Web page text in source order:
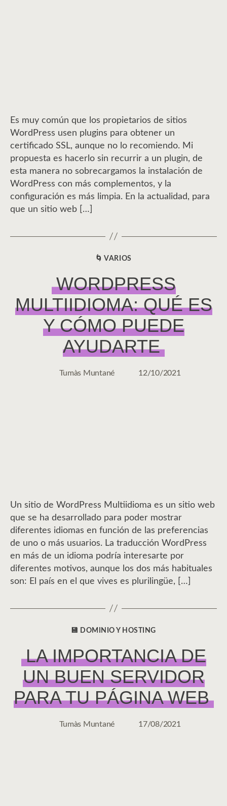
Es muy común que los propietarios de sitios
WordPress usen plugins para obtener un
certificado SSL, aunque no lo recomiendo. Mi
propuesta es hacerlo sin recurrir a un plugin, de
esta manera no sobrecargamos la instalación de
WordPress con más complementos, y la
configuración es más limpia. En la actualidad, para
que un sitio web […]
CATEGORÍAS
🌀 VARIOS
WORDPRESS
MULTIIDIOMA: QUÉ ES
Y CÓMO PUEDE
AYUDARTE
Autor
Tumàs Muntané
Fecha
12/10/2021
Un sitio de WordPress Multiidioma es un sitio web
que se ha desarrollado para poder mostrar
diferentes idiomas en función de las preferencias
de uno o más usuarios. La traducción WordPress
en más de un idioma podría interesarte por
diferentes motivos, aunque los dos más habituales
son: El país en el que vives es plurilingüe, […]
CATEGORÍAS
💾 DOMINIO Y HOSTING
LA IMPORTANCIA DE
UN BUEN SERVIDOR
PARA TU PÁGINA WEB
Autor
Tumàs Muntané
Fecha
17/08/2021